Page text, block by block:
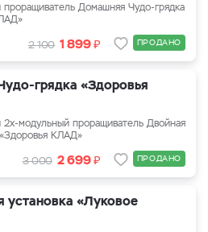
проращиватель Домашняя Чудо-грядка
2 100 1 899₽ ПРОДАНО
грядка «Здоровья
2х-модульный проращиватель Двойная
КЛАД»
3 000 2 699₽ ПРОДАНО
установка «Луковое